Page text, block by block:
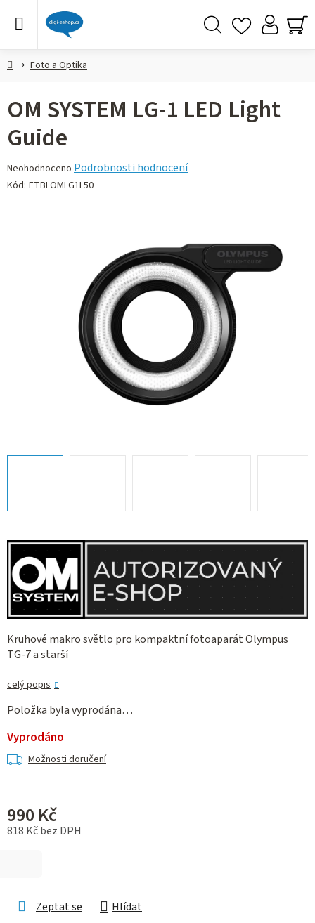
DomůFoto a Optika
Kruhové makro světlo pro kompaktní fotoaparát Olympus
TG-7 a starší
celý popis
Položka byla vyprodána…
Vyprodáno
Možnosti doručení
990 Kč
818 Kč bez DPH
Zeptat se Hlídat
OM SYSTEM LG-1 LED Light
Guide
Průměrné
hodnocení
Neohodnoceno Podrobnosti hodnocení
Kód: FTBLOMLG1L50